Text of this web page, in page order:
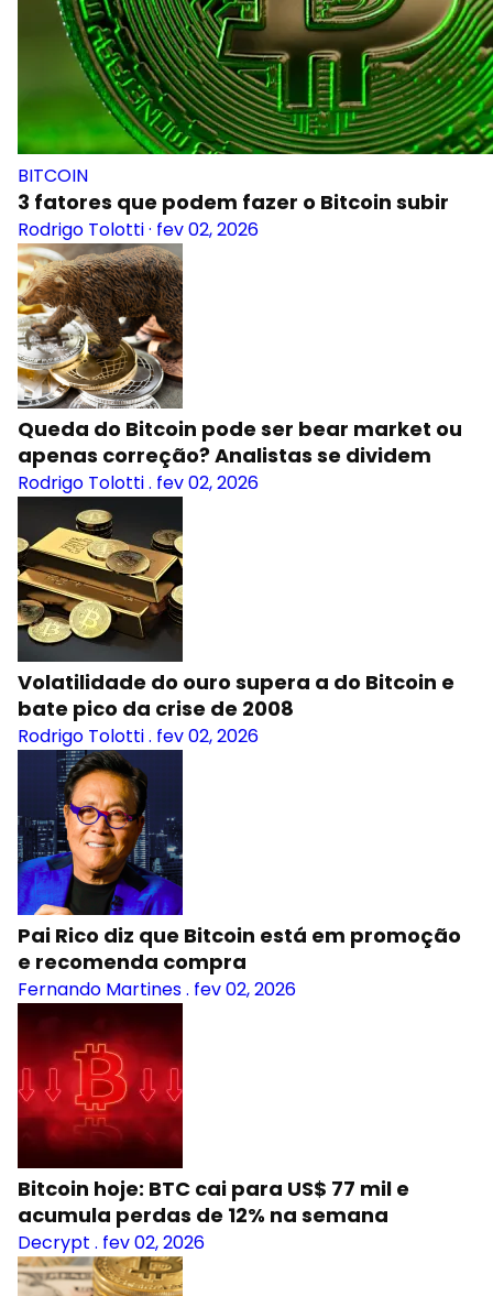
BITCOIN
3 fatores que podem fazer o Bitcoin subir
Rodrigo Tolotti· fev 02, 2026
Queda do Bitcoin pode ser bear market ou
apenas correção? Analistas se dividem
Rodrigo Tolotti. fev 02, 2026
Volatilidade do ouro supera a do Bitcoin e
bate pico da crise de 2008
Rodrigo Tolotti. fev 02, 2026
Pai Rico diz que Bitcoin está em promoção
e recomenda compra
Fernando Martines. fev 02, 2026
Bitcoin hoje: BTC cai para US$ 77 mil e
acumula perdas de 12% na semana
Decrypt . fev 02, 2026